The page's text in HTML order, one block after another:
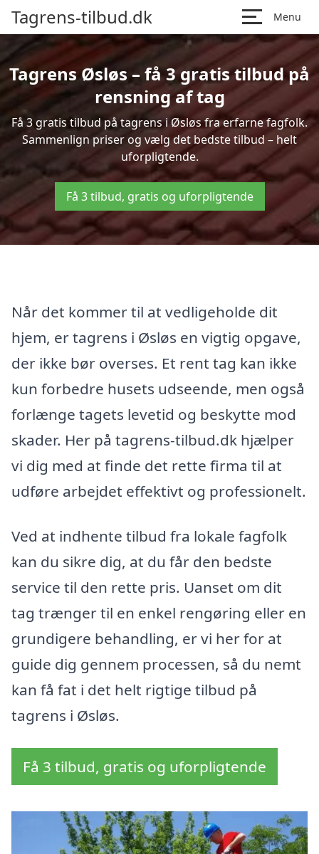
Tagrens-tilbud.dk Menu
Tagrens Øsløs – få 3 gratis tilbud på
rensning af tag
Få 3 gratis tilbud på tagrens i Øsløs fra erfarne fagfolk.
Sammenlign priser og vælg det bedste tilbud – helt
uforpligtende.
Få 3 tilbud, gratis og uforpligtende
Når det kommer til at vedligeholde dit
hjem, er tagrens i Øsløs en vigtig opgave,
der ikke bør overses. Et rent tag kan ikke
kun forbedre husets udseende, men også
forlænge tagets levetid og beskytte mod
skader. Her på tagrens-tilbud.dk hjælper
vi dig med at finde det rette firma til at
udføre arbejdet effektivt og professionelt.
Ved at indhente tilbud fra lokale fagfolk
kan du sikre dig, at du får den bedste
service til den rette pris. Uanset om dit
tag trænger til en enkel rengøring eller en
grundigere behandling, er vi her for at
guide dig gennem processen, så du nemt
kan få fat i det helt rigtige tilbud på
tagrens i Øsløs.
Få 3 tilbud, gratis og uforpligtende